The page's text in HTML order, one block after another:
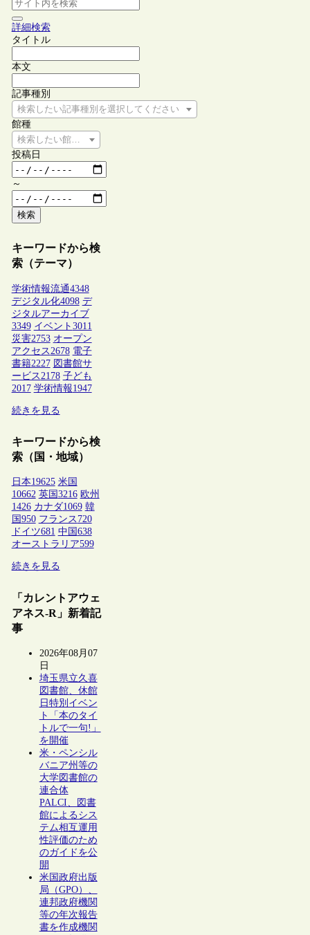
詳細検索
タイトル
本文
記事種別
検索したい記事種別を選択してください
館種
検索したい館種を選択してください
投稿日
～
検索
キーワードから検
索（テーマ）
学術情報流通4348
デジタル化4098 デ
ジタルアーカイブ
3349 イベント 3011
災害2753 オープン
アクセス 2678 電子
書籍2227 図書館サ
ービス 2178 子ども
2017 学術情報1947
続きを見る
キーワードから検
索（国・地域）
日本19625 米国
10662 英国 3216 欧州
1426 カナダ1069 韓
国 950 フランス 720
ドイツ681 中国 638
オーストラリア599
続きを見る
「カレントアウェ
アネス-R」新着記
事
2026年08月07
日
埼玉県立久喜
図書館、休館
日特別イベン
ト「本のタイ
トルで一句!」
を開催
米・ペンシル
バニア州等の
大学図書館の
連合体
PALCI、図書
館によるシス
テム相互運用
性評価のため
のガイドを公
開
米国政府出版
局（GPO）、
連邦政府機関
等の年次報告
書を作成機関